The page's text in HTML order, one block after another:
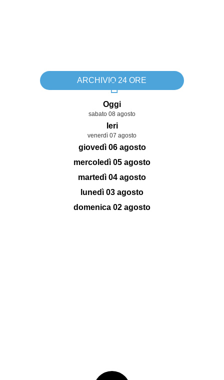
ARCHIVIO 24 ORE
Oggi
sabato 08 agosto
Ieri
venerdì 07 agosto
giovedì 06 agosto
mercoledì 05 agosto
martedì 04 agosto
lunedì 03 agosto
domenica 02 agosto